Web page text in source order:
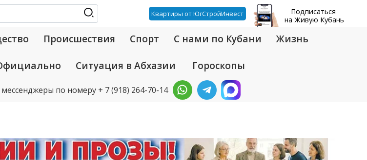
Квартиры от ЮгСтройИнвест
Подписаться
на Живую Кубань
Происшествия Спорт С нами по Кубани Жизнь
Ситуация в Абхазии Гороскопы
по номеру + 7 (918) 264-70-14